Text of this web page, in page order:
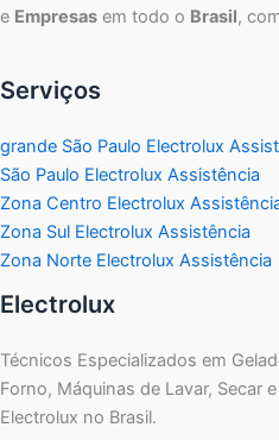
e Empresas em todo o Brasil,
Serviços
grande São Paulo Electrolux
São Paulo Electrolux Assistência
Zona Centro Electrolux
Zona Sul Electrolux Assistência
Zona Norte Electrolux Assistência
Electrolux
Técnicos Especializados em
Forno, Máquinas de Lavar, Secar
Electrolux no Brasil.